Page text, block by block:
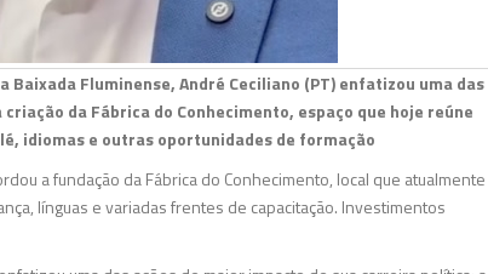
Fluminense, André Ceciliano (PT) enfatizou uma das
da Fábrica do Conhecimento, espaço que hoje reúne
idiomas e outras oportunidades de formação
a fundação da Fábrica do Conhecimento, local que atualmente
línguas e variadas frentes de capacitação. Investimentos